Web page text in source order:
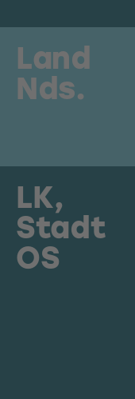
Land
Nds.
LK,
Stadt
OS